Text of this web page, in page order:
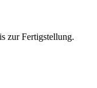
zur Fertigstellung.